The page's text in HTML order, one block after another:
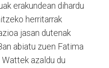
erakundean dihardu
herritarrak
jasan dutenak
abiatu zuen Fatima
Wattek azaldu du